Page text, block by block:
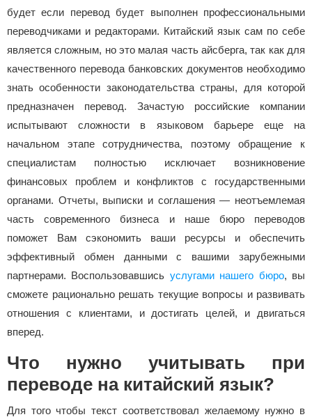
будет если перевод будет выполнен профессиональными
переводчиками и редакторами. Китайский язык сам по себе
является сложным, но это малая часть айсберга, так как для
качественного перевода банковских документов необходимо
знать особенности законодательства страны, для которой
предназначен перевод. Зачастую российские компании
испытывают сложности в языковом барьере еще на
начальном этапе сотрудничества, поэтому обращение к
специалистам полностью исключает возникновение
финансовых проблем и конфликтов с государственными
органами. Отчеты, выписки и соглашения — неотъемлемая
часть современного бизнеса и наше бюро переводов
поможет Вам сэкономить ваши ресурсы и обеспечить
эффективный обмен данными с вашими зарубежными
партнерами. Воспользовавшись услугами нашего бюро, вы
сможете рационально решать текущие вопросы и развивать
отношения с клиентами, и достигать целей, и двигаться
вперед.
Что нужно учитывать при
переводе на китайский язык?
Для того чтобы текст соответствовал желаемому нужно в